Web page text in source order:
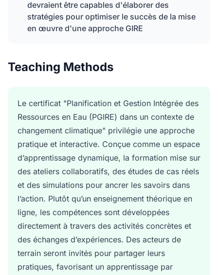
devraient être capables d'élaborer des
stratégies pour optimiser le succès de la mise
en œuvre d'une approche GIRE
Teaching Methods
Le certificat "Planification et Gestion Intégrée des
Ressources en Eau (PGIRE) dans un contexte de
changement climatique" privilégie une approche
pratique et interactive. Conçue comme un espace
d’apprentissage dynamique, la formation mise sur
des ateliers collaboratifs, des études de cas réels
et des simulations pour ancrer les savoirs dans
l’action. Plutôt qu’un enseignement théorique en
ligne, les compétences sont développées
directement à travers des activités concrètes et
des échanges d’expériences. Des acteurs de
terrain seront invités pour partager leurs
pratiques, favorisant un apprentissage par